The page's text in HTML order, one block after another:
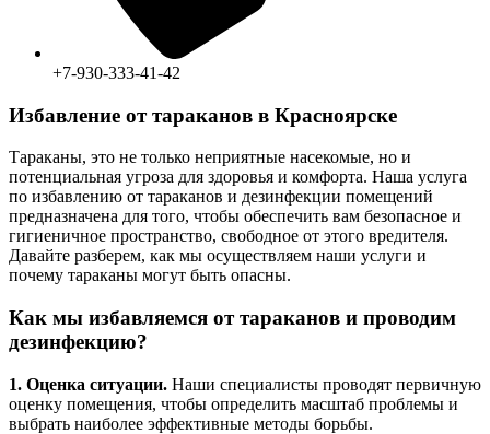
+7-930-333-41-42
Избавление от тараканов в Красноярске
Тараканы, это не только неприятные насекомые, но и
потенциальная угроза для здоровья и комфорта. Наша услуга
по избавлению от тараканов и дезинфекции помещений
предназначена для того, чтобы обеспечить вам безопасное и
гигиеничное пространство, свободное от этого вредителя.
Давайте разберем, как мы осуществляем наши услуги и
почему тараканы могут быть опасны.
Как мы избавляемся от тараканов и проводим
дезинфекцию?
1. Оценка ситуации. Наши специалисты проводят первичную
оценку помещения, чтобы определить масштаб проблемы и
выбрать наиболее эффективные методы борьбы.